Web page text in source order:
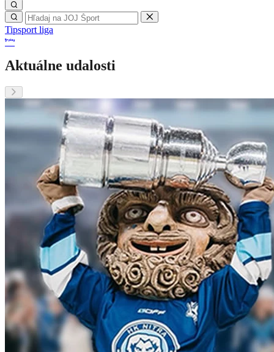
Tipsport liga
Aktuálne udalosti